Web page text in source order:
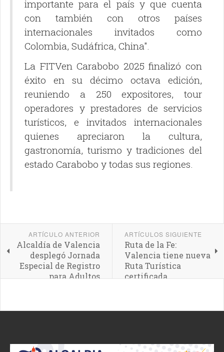
importante para el país y que cuenta
con también con otros países
internacionales invitados como
Colombia, Sudáfrica, China".
La FITVen Carabobo 2025 finalizó con
éxito en su décimo octava edición,
reuniendo a 250 expositores, tour
operadores y prestadores de servicios
turísticos, e invitados internacionales
quienes apreciaron la cultura,
gastronomía, turismo y tradiciones del
estado Carabobo y todas sus regiones.
ARTÍCULO ANTERIOR
Alcaldía de Valencia
desplegó Jornada
Especial de Registro
para Adultos
ARTÍCULOS SIGUIENTE
Ruta de la Fe:
Valencia tiene nueva
Ruta Turística
certificada